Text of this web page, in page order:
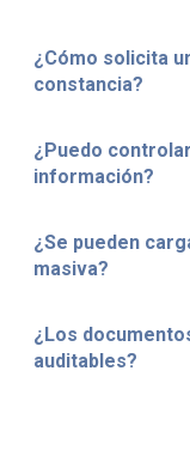
¿Cómo solicita
constancia?
¿Puedo
información?
¿Se pueden
masiva?
¿Los
auditables?